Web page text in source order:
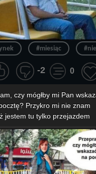
#miesiąc
-2 0
czy mógłby mi Pan
Przykro mi nie znam
jestem tu tylko przejazdem